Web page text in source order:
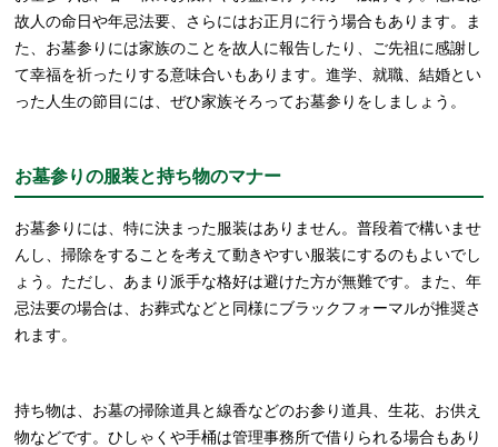
故人の命日や年忌法要、さらにはお正月に行う場合もあります。ま
た、お墓参りには家族のことを故人に報告したり、ご先祖に感謝し
て幸福を祈ったりする意味合いもあります。進学、就職、結婚とい
った人生の節目には、ぜひ家族そろってお墓参りをしましょう。
お墓参りの服装と持ち物のマナー
お墓参りには、特に決まった服装はありません。普段着で構いませ
んし、掃除をすることを考えて動きやすい服装にするのもよいでし
ょう。ただし、あまり派手な格好は避けた方が無難です。また、年
忌法要の場合は、お葬式などと同様にブラックフォーマルが推奨さ
れます。
持ち物は、お墓の掃除道具と線香などのお参り道具、生花、お供え
物などです。ひしゃくや手桶は管理事務所で借りられる場合もあり